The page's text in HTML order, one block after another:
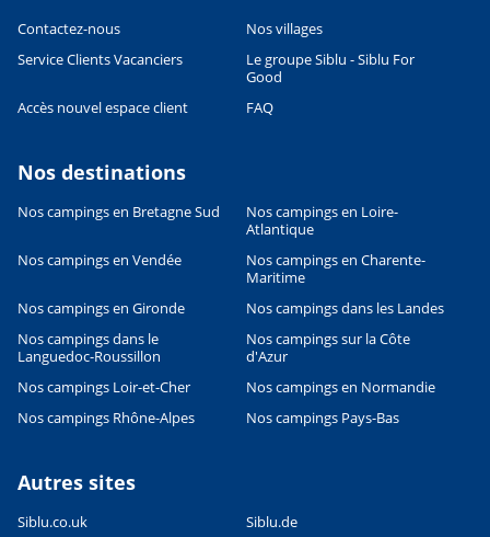
Leaflet |©OpenStreetMapcontributors, Points © 2012 LINZ
Contactez-nous
Nos villages
Service Clients Vacanciers
Le groupe Siblu - Siblu For
Good
Accès nouvel espace client
FAQ
Nos destinations
Nos campings en Bretagne Sud
Nos campings en Loire-
Atlantique
Nos campings en Vendée
Nos campings en Charente-
Maritime
Nos campings en Gironde
Nos campings dans les Landes
Nos campings dans le
Languedoc-Roussillon
Nos campings sur la Côte
d'Azur
Nos campings Loir-et-Cher
Nos campings en Normandie
Nos campings Rhône-Alpes
Nos campings Pays-Bas
Autres sites
Siblu.co.uk Siblu.de